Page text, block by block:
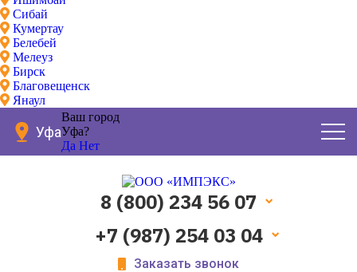
Сибай
Кумертау
Белебей
Мелеуз
Бирск
Благовещенск
Янаул
Уфа
Ваш город
Уфа?
Да Нет
8 (800) 234 56 07
+7 (987) 254 03 04
Заказать звонок